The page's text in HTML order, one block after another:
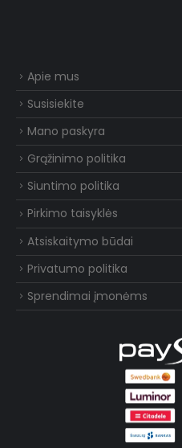
Apie mus
Susisiekite
Mano paskyra
Grąžinimo politika
Siuntimo politika
Pirkimo taisyklės
Atsiskaitymo būdai
Privatumo politika
Sprendimai įmonėms